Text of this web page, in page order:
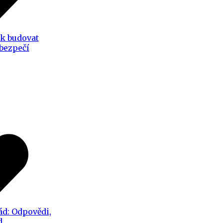
budovat
Odpovědi,